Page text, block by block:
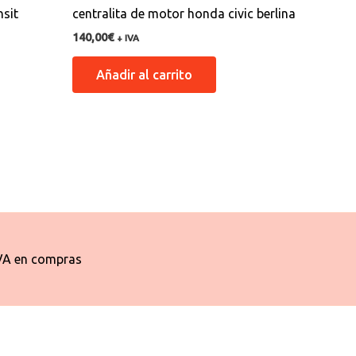
centralita de motor honda civic berlina
140,00€ + IVA
Añadir al carrito
en compras